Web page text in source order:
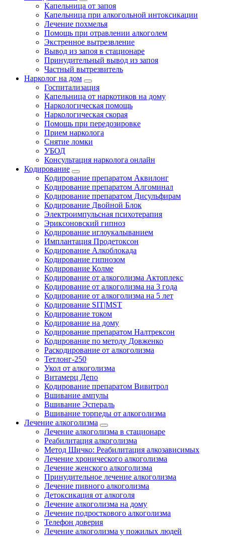
Капельница от запоя
Капельница при алкогольной интоксикации
Лечение похмелья
Помощь при отравлении алкоголем
Экстренное вытрезвление
Вывод из запоя в стационаре
Принудительный вывод из запоя
Частный вытрезвитель
Нарколог на дом
Госпитализация
Капельница от наркотиков на дому
Наркологическая помощь
Наркологическая скорая
Помощь при передозировке
Прием нарколога
Снятие ломки
УБОД
Консультация нарколога онлайн
Кодирование
Кодирование препаратом Аквилонг
Кодирование препаратом Алгоминал
Кодирование препаратом Дисульфирам
Кодирование Двойной Блок
Электроимпульсная психотерапия
Эриксоновский гипноз
Кодирование иглоукалыванием
Имплантация Продетоксон
Кодирование Алкоблокада
Кодирование гипнозом
Кодирование Колме
Кодирование от алкоголизма Актоплекс
Кодирование от алкоголизма на 3 года
Кодирование от алкоголизма на 5 лет
Кодирование SIT|MST
Кодирование током
Кодирование на дому
Кодирование препаратом Налтрексон
Кодирование по методу Довженко
Раскодирование от алкоголизма
Тетлонг-250
Укол от алкоголизма
Витамерц Депо
Кодирование препаратом Вивитрол
Вшивание ампулы
Вшивание Эспераль
Вшивание торпеды от алкоголизма
Лечение алкоголизма
Лечение алкоголизма в стационаре
Реабилитация алкоголизма
Метод Шичко: Реабилитация алкозависимых
Лечение хронического алкоголизма
Лечение женского алкоголизма
Принудительное лечение алкоголизма
Лечение пивного алкоголизма
Детоксикация от алкоголя
Лечение алкоголизма на дому
Лечение подросткового алкоголизма
Телефон доверия
Лечение алкоголизма у пожилых людей